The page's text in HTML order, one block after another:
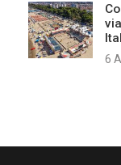
6